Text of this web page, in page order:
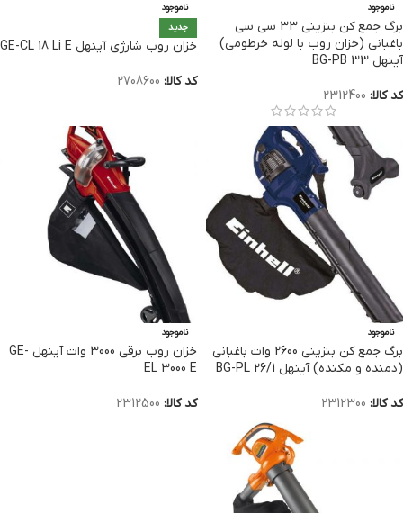
ناموجود
برگ جمع كن بنزینی 33 سی سی
باغبانی (خزان روب با لوله خرطومی)
آینهل BG-PB 33
کد کالا: 2312400
ناموجود
جدید
خزان روب شارژی آینهل GE-CL 18 Li E
کد کالا: 2708600
ناموجود
برگ جمع كن بنزینی 2600 وات باغبانی
(دمنده و مکنده) آینهل BG-PL 26/1
کد کالا: 2312300
ناموجود
خزان روب برقی 3000 وات آینهل GE-
EL 3000 E
کد کالا: 2312500